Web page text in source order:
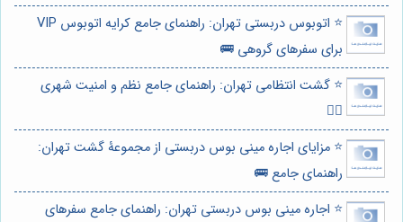
⭐️ اتوبوس دربستی تهران: راهنمای جامع کرایه اتوبوس VIP
برای سفرهای گروهی 🚌
⭐️ گشت انتظامی تهران: راهنمای جامع نظم و امنیت شهری
👮‍♂️
⭐️ مزایای اجاره مینی بوس دربستی از مجموعۀ گشت تهران:
راهنمای جامع 🚌
⭐️ اجاره مینی بوس دربستی تهران: راهنمای جامع سفرهای